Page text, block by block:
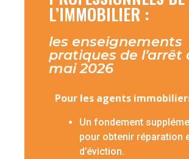
L’IMMOBILIER :
les enseignements
pratiques de l’arrêt
mai 2026
Pour les agents
Un fondement
pour obtenir réparation
d’éviction.